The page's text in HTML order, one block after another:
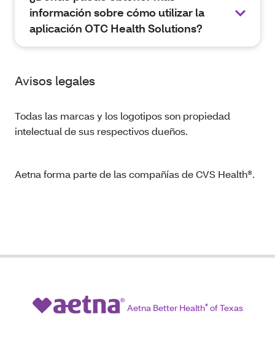
información sobre cómo utilizar la
aplicación OTC Health Solutions?
Avisos legales
Todas las marcas y los logotipos son propiedad
intelectual de sus respectivos dueños.
Aetna forma parte de las compañías de CVS Health®.
Aetna Better Health®of Texas